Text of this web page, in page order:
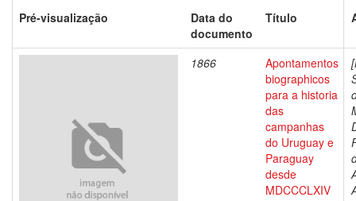
Pré-visualização
Data do
documento
Título
1866
Apontamentos
biographicos
para a historia
das
campanhas
do Uruguay e
Paraguay
desde
MDCCCLXIV